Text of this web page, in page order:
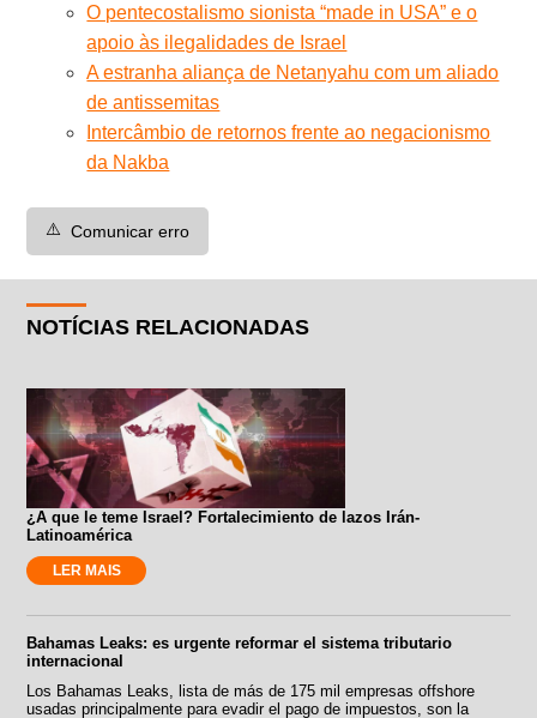
O pentecostalismo sionista “made in USA” e o
apoio às ilegalidades de Israel
A estranha aliança de Netanyahu com um aliado
de antissemitas
Intercâmbio de retornos frente ao negacionismo
da Nakba
⚠️ Comunicar erro
NOTÍCIAS RELACIONADAS
¿A que le teme Israel? Fortalecimiento de lazos Irán-
Latinoamérica
LER MAIS
Bahamas Leaks: es urgente reformar el sistema tributario
internacional
Los Bahamas Leaks, lista de más de 175 mil empresas offshore
usadas principalmente para evadir el pago de impuestos, son la